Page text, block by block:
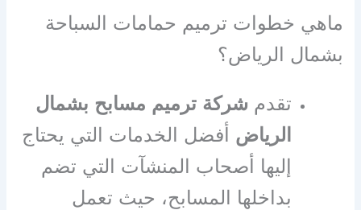
ماهي خطوات ترميم حمامات السباحة
بشمال الرياض؟
تقدم شركة ترميم مسابح بشمال
الرياض أفضل الخدمات التي يحتاج
إليها أصحاب المنشآت التي تضم
بداخلها المسابح، حيث تعمل